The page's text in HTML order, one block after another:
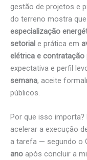
gestão de projetos e
do terreno mostra
especialização
setorial e prática em
elétrica e contratação
expectativa e perfil
semana, aceite
públicos.
Por que isso importa?
acelerar a execução
a tarefa — segundo o
ano após concluir a